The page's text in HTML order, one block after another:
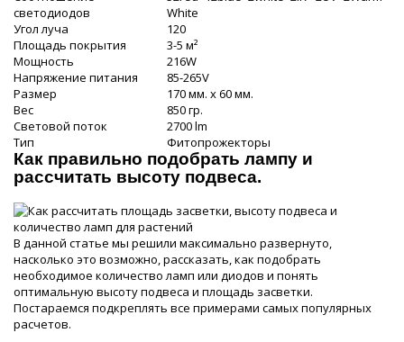
светодиодов
White
Угол луча
120
Площадь покрытия
3-5 м²
Мощность
216W
Напряжение питания
85-265V
Размер
170 мм. х 60 мм.
Вес
850 гр.
Световой поток
2700 lm
Тип
Фитопрожекторы
Как правильно подобрать лампу и
рассчитать высоту подвеса.
В данной статье мы решили максимально развернуто,
насколько это возможно, рассказать, как подобрать
необходимое количество ламп или диодов и понять
оптимальную высоту подвеса и площадь засветки.
Постараемся подкреплять все примерами самых популярных
расчетов.